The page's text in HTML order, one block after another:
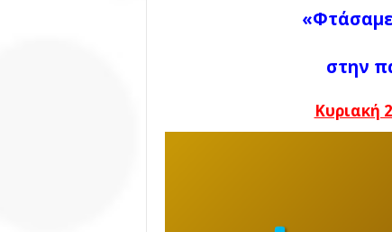
στην
Κυριακή